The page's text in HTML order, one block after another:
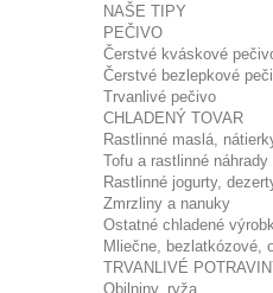
NAŠE TIPY
PEČIVO
Čerstvé kváskové
Čerstvé bezlepkové
Trvanlivé pečivo
CHLADENÝ TOVAR
Rastlinné maslá,
Tofu a rastlinné náhrady
Rastlinné jogurty,
Zmrzliny a nanuky
Ostatné chladené
Mliečne, bezlatkózové,
TRVANLIVÉ
Obilniny, ryža